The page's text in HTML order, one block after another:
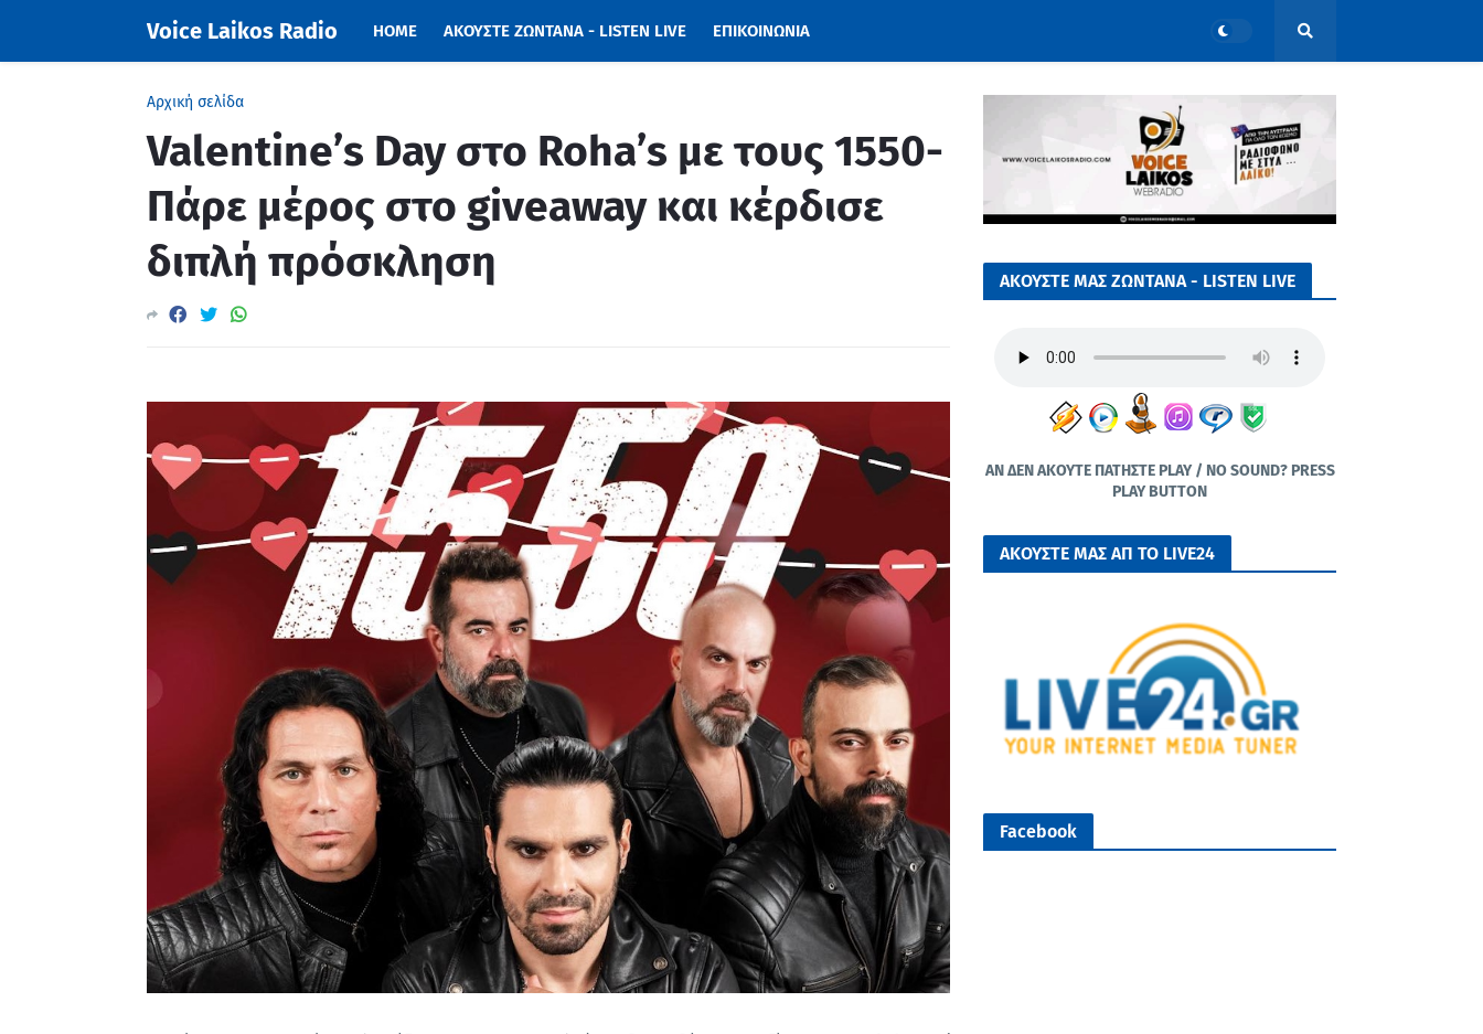
Voice Laikos Radio HOME ΑΚΟΥΣΤΕ ΖΩΝΤΑΝΑ - LISTEN LIVE ΕΠΙΚΟΙΝΩΝΙΑ
Αρχική σελίδα
Valentine’s Day στο Roha’s με τους 1550-
Πάρε μέρος στο giveaway και κέρδισε
διπλή πρόσκληση
ΑΚΟΥΣΤΕ ΜΑΣ ΖΩΝΤΑΝΑ - LISTEN LIVE
ΑΝ ΔΕΝ ΑΚΟΥΤΕ ΠΑΤΗΣΤΕ PLAY / NO SOUND? PRESS
PLAY BUTTON
ΑΚΟΥΣΤΕ ΜΑΣ ΑΠ ΤΟ LIVE24
Facebook